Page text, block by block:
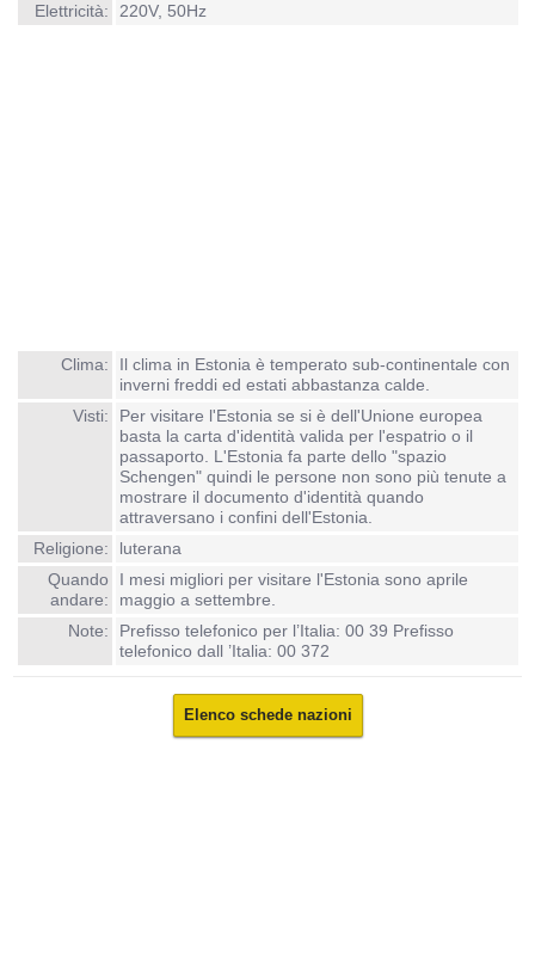
Elettricità:
220V, 50Hz
Clima:
Il clima in Estonia è temperato sub-continentale con
inverni freddi ed estati abbastanza calde.
Visti:
Per visitare l'Estonia se si è dell'Unione europea
basta la carta d'identità valida per l'espatrio o il
passaporto. L'Estonia fa parte dello "spazio
Schengen" quindi le persone non sono più tenute a
mostrare il documento d'identità quando
attraversano i confini dell'Estonia.
Religione:
luterana
Quando
andare:
I mesi migliori per visitare l'Estonia sono aprile
maggio a settembre.
Note:
Prefisso telefonico per l’Italia: 00 39 Prefisso
telefonico dall ’Italia: 00 372
Elenco schede nazioni